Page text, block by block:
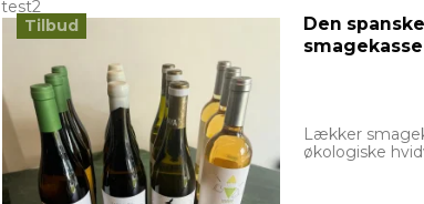
Tilbud
test2
Den
smagekasse
Lækker
økologiske